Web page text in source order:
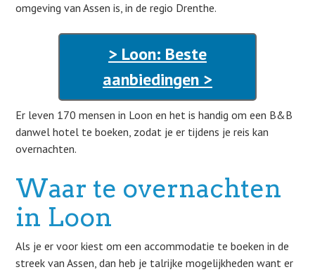
omgeving van Assen is, in de regio Drenthe.
> Loon: Beste
aanbiedingen >
Er leven 170 mensen in Loon en het is handig om een B&B
danwel hotel te boeken, zodat je er tijdens je reis kan
overnachten.
Waar te overnachten
in Loon
Als je er voor kiest om een accommodatie te boeken in de
streek van Assen, dan heb je talrijke mogelijkheden want er